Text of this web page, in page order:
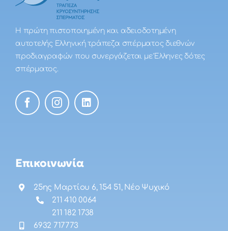
Η πρώτη πιστοποιημένη και αδειοδοτημένη
αυτοτελής Ελληνική τράπεζα σπέρματος διεθνών
προδιαγραφών που συνεργάζεται με Έλληνες δότες
σπέρματος.
Επικοινωνία
25ης Μαρτίου 6, 154 51, Νέο Ψυχικό
211 410 0064
211 182 1738
6932 717773